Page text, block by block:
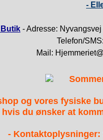
-
- Adresse:
Telefon/
Mail:
og vores fysiske
hvis du ønsker at
- Kontaktoplysninger: